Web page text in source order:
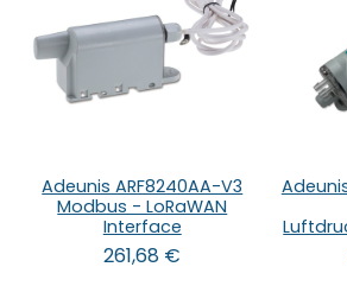
Adeunis ARF8240AA-V3
Modbus - LoRaWAN
Interface
261,68 €